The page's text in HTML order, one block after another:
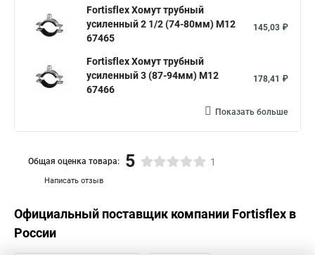
Стяжки или хомуты Хомуты скоба для труб
Хомут крепления сантехнических труб
Хомут крепление трубы
Комплект хомутов патрубков Хомут для стояка
Хомут для крепления трубы 50 Хомуты диаметром 16
Стяжки хомут пластиковый
Fortisflex Хомут трубный
усиленный 2 1/2 (74-80мм) M12
67465
145,03 ₽
Fortisflex Хомут трубный
усиленный 3 (87-94мм) M12
67466
178,41 ₽
Показать больше
Написать отзыв
Общая оценка товара: 5 1
Официальный поставщик компании Fortisflex в
России